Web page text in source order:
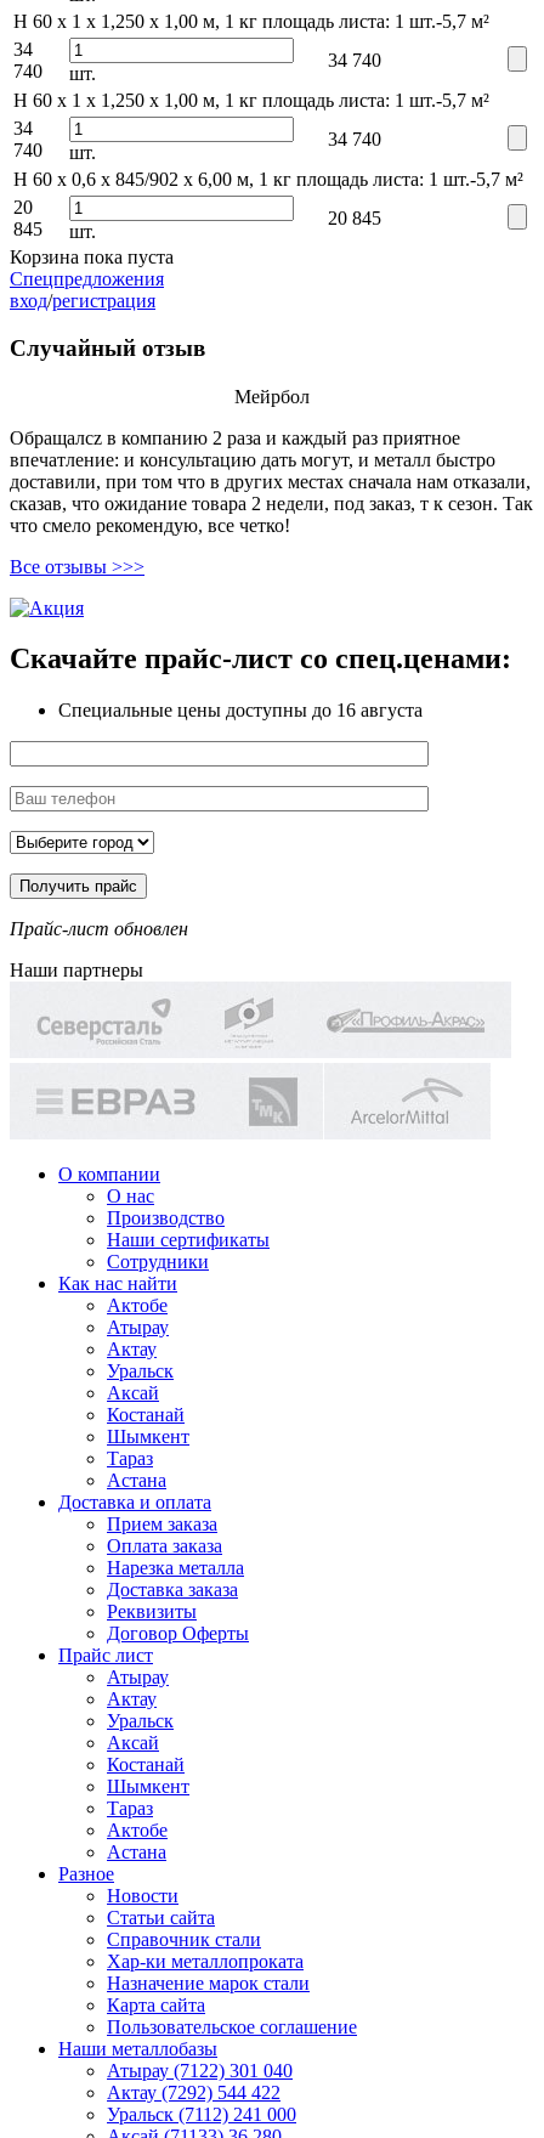
Н 60 x 1 x 1,250 x 1,00 м, 1 кг площадь листа: 1 шт.-5,7 м²
34
740
шт.
34 740
Н 60 x 1 x 1,250 x 1,00 м, 1 кг площадь листа: 1 шт.-5,7 м²
34
740
шт.
34 740
Н 60 x 0,6 x 845/902 х 6,00 м, 1 кг площадь листа: 1 шт.-5,7 м²
20
845
шт.
20 845
Корзина пока пуста
Спецпредложения
вход/регистрация
Случайный отзыв
Мейрбол
Обращалcz в компанию 2 раза и каждый раз приятное
впечатление: и консультацию дать могут, и металл быстро
доставили, при том что в других местах сначала нам отказали,
сказав, что ожидание товара 2 недели, под заказ, т к сезон. Так
что смело рекомендую, все четко!
Все отзывы >>>
Скачайте прайс-лист со спец.ценами:
Специальные цены доступны до 16 августа
Прайс-лист обновлен
Наши партнеры
О компании
О нас
Производство
Наши сертификаты
Сотрудники
Как нас найти
Актобе
Атырау
Актау
Уральск
Аксай
Костанай
Шымкент
Тараз
Астана
Доставка и оплата
Прием заказа
Оплата заказа
Нарезка металла
Доставка заказа
Реквизиты
Договор Оферты
Прайс лист
Атырау
Актау
Уральск
Аксай
Костанай
Шымкент
Тараз
Актобе
Астана
Разное
Новости
Статьи сайта
Справочник стали
Хар-ки металлопроката
Назначение марок стали
Карта сайта
Пользовательское соглашение
Наши металлобазы
Атырау (7122) 301 040
Актау (7292) 544 422
Уральск (7112) 241 000